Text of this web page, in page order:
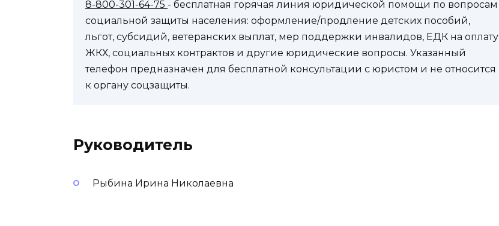
8-800-301-64-75 - бесплатная горячая линия юридической помощи по вопросам
социальной защиты населения: оформление/продление детских пособий,
льгот, субсидий, ветеранских выплат, мер поддержки инвалидов, ЕДК на оплату
ЖКХ, социальных контрактов и другие юридические вопросы. Указанный
телефон предназначен для бесплатной консультации с юристом и не относится
к органу соцзащиты.
Руководитель
Рыбина Ирина Николаевна